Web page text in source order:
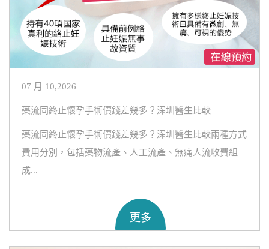
07 月 10,2026
藥流同終止懷孕手術價錢差幾多？深圳醫生比較
藥流同終止懷孕手術價錢差幾多？深圳醫生比較兩種方式
費用分別，包括藥物流產、人工流產、無痛人流收費組
成...
更多